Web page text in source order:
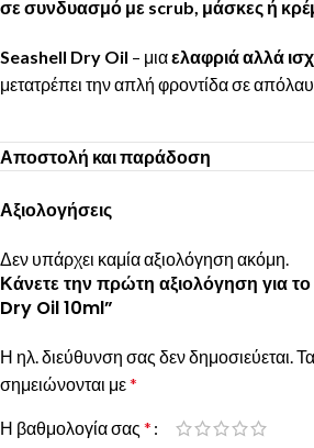
σε συνδυασμό με scrub, μάσκες ή
Seashell Dry Oil – μιαελαφριά αλλά
μετατρέπει την απλή φροντίδα σε
Αποστολή και παράδοση
Αξιολογήσεις
Δεν υπάρχει καμία αξιολόγηση ακόμη.
Κάνετε την πρώτη αξιολόγηση για
Dry Oil 10ml”
Η ηλ. διεύθυνση σας δεν δημοσιεύεται.
σημειώνονται με*
Η βαθμολογία σας *